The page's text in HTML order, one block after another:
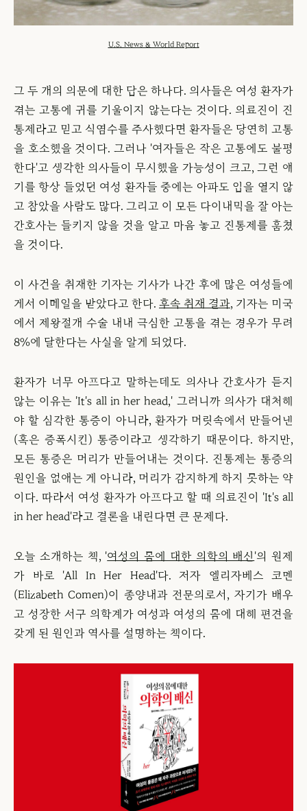
U.S. News & World Report
그 두 개의 의문에 대한 답은 하나다. 의사들은 여성 환자가
겪는 고통에 귀를 기울이지 않는다는 것이다. 의료진이 진
통제라고 믿고 식염수를 주사했다면 환자들은 당연히 고통
을 호소했을 것이다. 그러나 '여자들은 작은 고통에도 불평
한다'고 생각한 의사들이 무시했을 가능성이 크고, 그런 얘
기를 항상 들었던 여성 환자들 중에는 아파도 입을 열지 않
고 참았을 사람도 많다. 그리고 이 모든 다이내믹을 잘 아는
간호사는 들키지 않을 것을 알고 마음 놓고 진통제를 훔쳤
을 것이다.
이 사건을 취재한 기자는 기사가 나간 후에 많은 여성들에
게서 이메일을 받았다고 한다. 후속 취재 결과 , 기자는 미국
에서 제왕절개 수술 내내 극심한 고통을 겪는 경우가 무려
8%에 달한다는 사실을 알게 되었다.
환자가 너무 아프다고 말하는데도 의사나 간호사가 듣지
않는 이유는 'It's all in her head,' 그러니까 의사가 대처해
야 할 심각한 통증이 아니라, 환자가 머릿속에서 만들어낸
(혹은 증폭시킨) 통증이라고 생각하기 때문이다. 하지만,
모든 통증은 머리가 만들어내는 것이다. 진통제는 통증의
원인을 없애는 게 아니라, 머리가 감지하게 하지 못하는 약
이다. 따라서 여성 환자가 아프다고 할 때 의료진이 'It's all
in her head'라고 결론을 내린다면 큰 문제다.
오늘 소개하는 책, '여성의 몸에 대한 의학의 배신 '의 원제
가 바로 'All In Her Head'다. 저자 엘리자베스 코멘
(Elizabeth Comen)이 종양내과 전문의로서, 자기가 배우
고 성장한 서구 의학계가 여성과 여성의 몸에 대해 편견을
갖게 된 원인과 역사를 설명하는 책이다.